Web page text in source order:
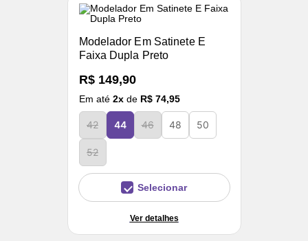
Modelador Em Satinete E
Faixa Dupla Preto
R$ 149,90
Em até 2x de R$ 74,95
42 44 46 48 50
52
Selecionar
Ver detalhes